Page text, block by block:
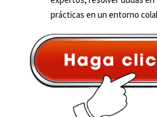
prácticas en un entorno